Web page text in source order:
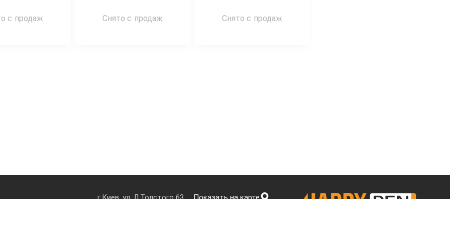
с продаж Снято с продаж Снято с продаж
г.Киев, ул. Л.Толстого 63 Показать на карте